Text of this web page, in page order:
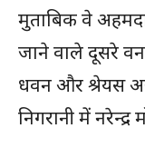
मुताबिक वे
जाने वाले दूसरे
धवन और श्रेयस
निगरानी में